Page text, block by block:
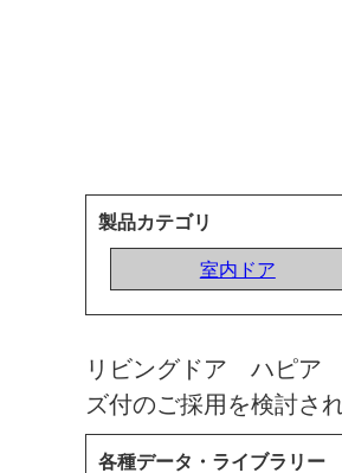
製品カテゴリ
室内ドア
リビングドア ハピ
ズ付のご採用を検討さ
各種データ・ライブラリー